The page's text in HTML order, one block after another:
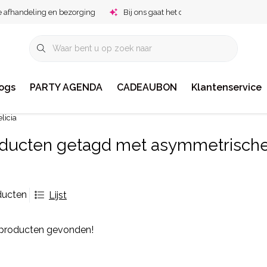
afhandeling en bezorging Bij ons gaat het om jou!
PARTY AGENDA CADEAUBON Klantenservice
getagd met
Lijst
gevonden!